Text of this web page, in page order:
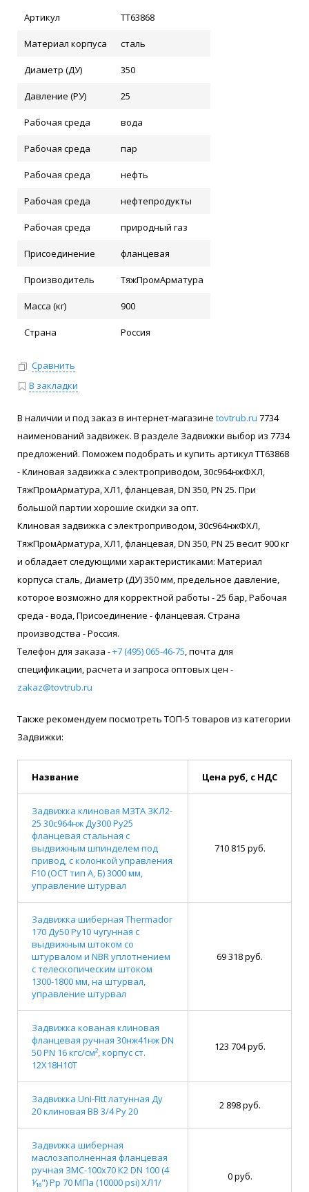
Артикул ТТ63868
Материал корпуса сталь
Диаметр (ДУ) 350
Давление (РУ) 25
Рабочая среда вода
Рабочая среда пар
Рабочая среда нефть
Рабочая среда нефтепродукты
Рабочая среда природный газ
Присоединение фланцевая
Производитель ТяжПромАрматура
Масса (кг) 900
Страна Россия
Сравнить
В закладки
В наличии и под заказ в интернет-магазине tovtrub.ru 7734
наименований задвижек. В разделе Задвижки выбор из 7734
предложений. Поможем подобрать и купить артикул ТТ63868
- Клиновая задвижка с электроприводом, 30с964нжФХЛ,
ТяжПромАрматура, ХЛ1, фланцевая, DN 350, PN 25. При
большой партии хорошие скидки за опт.
Клиновая задвижка с электроприводом, 30с964нжФХЛ,
ТяжПромАрматура, ХЛ1, фланцевая, DN 350, PN 25 весит 900 кг
и обладает следующими характеристиками: Материал
корпуса сталь, Диаметр (ДУ) 350 мм, предельное давление,
которое возможно для корректной работы - 25 бар, Рабочая
среда - вода, Присоединение - фланцевая. Страна
производства - Россия.
Телефон для заказа -+7 (495) 065-46-75 , почта для
спецификации, расчета и запроса оптовых цен -
zakaz@tovtrub.ru
Также рекомендуем посмотреть ТОП-5 товаров из категории
Задвижки:
Название Цена руб, с НДС
Задвижка клиновая МЗТА ЗКЛ2-
25 30с964нж Ду300 Ру25
фланцевая стальная с
выдвижным шпинделем под
привод, с колонкой управления
F10 (ОСТ тип А, Б) 3000 мм,
управление штурвал
710 815 руб.
Задвижка шиберная Thermador
170 Ду50 Ру10 чугунная с
выдвижным штоком со
штурвалом и NBR уплотнением
с телескопическим штоком
1300-1800 мм, на штурвал,
управление штурвал
69 318 руб.
Задвижка кованая клиновая
фланцевая ручная 30нж41нж DN
50 PN 16 кгс/см², корпус ст.
12Х18Н10Т
123 704 руб.
Задвижка Uni-Fitt латунная Ду
20 клиновая BB 3/4 Ру 20
2 898 руб.
Задвижка шиберная
маслозаполненная фланцевая
ручная ЗМС-100х70 К2 DN 100 (4
⅟₁₆") Pр 70 МПа (10000 psi) ХЛ1/
0 руб.